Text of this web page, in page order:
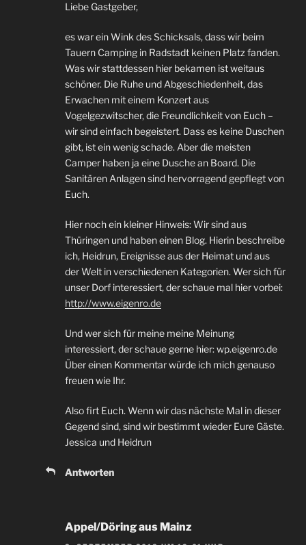
Liebe Gastgeber,
es war ein Wink des Schicksals, dass wir beim
Tauern Camping in Radstadt keinen Platz fanden.
Was wir stattdessen hier bekamen ist weitaus
schöner. Die Ruhe und Abgeschiedenheit, das
Erwachen mit einem Konzert aus
Vogelgezwitscher, die Freundlichkeit von Euch –
wir sind einfach begeistert. Dass es keine Duschen
gibt, ist ein wenig schade. Aber die meisten
Camper haben ja eine Dusche an Board. Die
Sanitären Anlagen sind hervorragend gepflegt von
Euch.
Hier noch ein kleiner Hinweis: Wir sind aus
Thüringen und haben einen Blog. Hierin beschreibe
ich, Heidrun, Ereignisse aus der Heimat und aus
der Welt in verschiedenen Kategorien. Wer sich für
unser Dorf interessiert, der schaue mal hier vorbei:
http://www.eigenro.de
Und wer sich für meine meine Meinung
interessiert, der schaue gerne hier: wp.eigenro.de
Über einen Kommentar würde ich mich genauso
freuen wie Ihr.
Also firt Euch. Wenn wir das nächste Mal in dieser
Gegend sind, sind wir bestimmt wieder Eure Gäste.
Jessica und Heidrun
Antworten
Appel/Döring aus Mainz